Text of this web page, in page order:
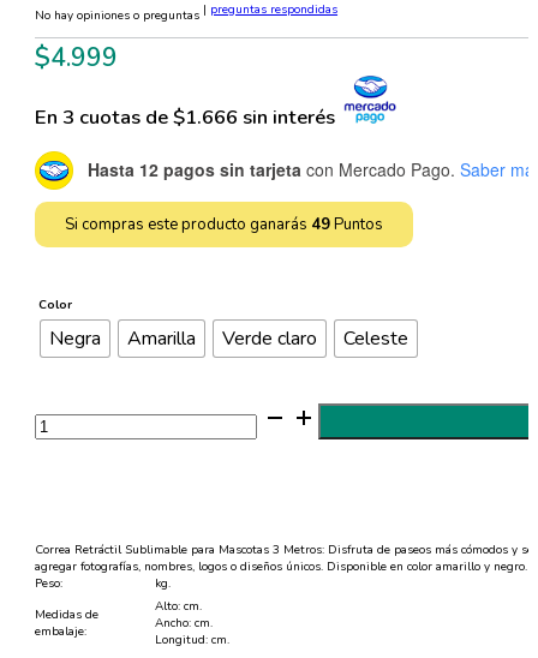
No hay opiniones o preguntas | preguntas respondidas
$4.999
En 3 cuotas de $1.666 sin interés
Hasta 12 pagos sin tarjeta con Mercado Pago. Saber
Si compras este producto ganarás 49Puntos
Color
Negra Amarilla Verde claro Celeste
Correa
Retráctil
para
Correa Retráctil Sublimable para Mascotas 3 Metros: Disfruta de paseos más cómodos y
agregar fotografías, nombres, logos o diseños únicos. Disponible en color amarillo y negro.
Peso:
kg.
Medidas de
embalaje:
Alto: cm.
Ancho: cm.
Longitud: cm.